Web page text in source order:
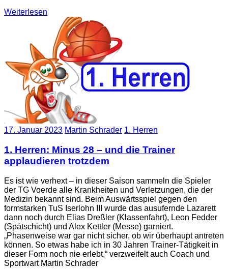
Weiterlesen
17. Januar 2023 Martin Schrader 1. Herren
1. Herren: Minus 28 – und die Trainer
applaudieren trotzdem
Es ist wie verhext – in dieser Saison sammeln die Spieler
der TG Voerde alle Krankheiten und Verletzungen, die der
Medizin bekannt sind. Beim Auswärtsspiel gegen den
formstarken TuS Iserlohn III wurde das ausufernde Lazarett
dann noch durch Elias Dreßler (Klassenfahrt), Leon Fedder
(Spätschicht) und Alex Kettler (Messe) garniert.
„Phasenweise war gar nicht sicher, ob wir überhaupt antreten
können. So etwas habe ich in 30 Jahren Trainer-Tätigkeit in
dieser Form noch nie erlebt,“ verzweifelt auch Coach und
Sportwart Martin Schrader